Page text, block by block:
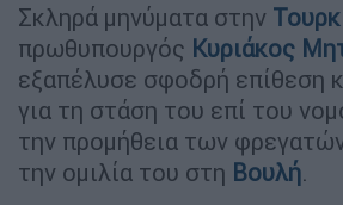
Σκληρά μηνύματα στην
πρωθυπουργός Κυριάκος
εξαπέλυσε σφοδρή επίθεση
για τη στάση του επί του
την προμήθεια των
την ομιλία του στη Βουλή.